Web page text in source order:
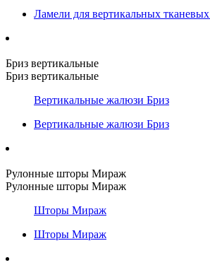
Ламели для вертикальных
Бриз вертикальные
Бриз вертикальные
Вертикальные жалюзи Бриз
Вертикальные жалюзи Бриз
Рулонные шторы Мираж
Рулонные шторы Мираж
Шторы Мираж
Шторы Мираж